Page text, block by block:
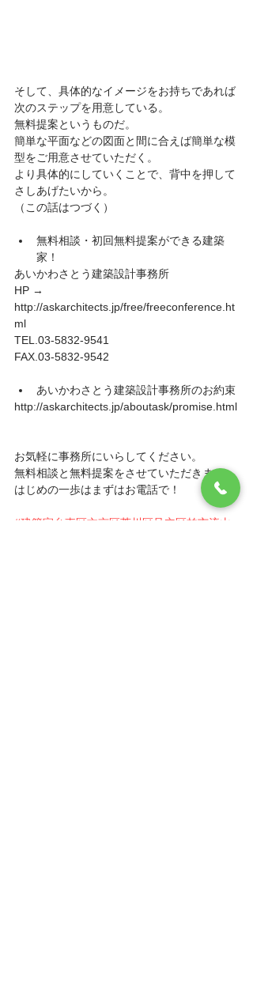
そして、具体的なイメージをお持ちであれば
次のステップを用意している。
無料提案というものだ。
簡単な平面などの図面と間に合えば簡単な模
型をご用意させていただく。
より具体的にしていくことで、背中を押して
さしあげたいから。
（この話はつづく）
無料相談・初回無料提案ができる建築
家！
あいかわさとう建築設計事務所
HP →
http://askarchitects.jp/free/freeconference.ht
ml
TEL.03-5832-9541
FAX.03-5832-9542
あいかわさとう建築設計事務所のお約束
http://askarchitects.jp/aboutask/promise.html
お気軽に事務所にいらしてください。
無料相談と無料提案をさせていただきます。
はじめの一歩はまずはお電話で！
#建築家台東区文京区荒川区足立区柏市流山